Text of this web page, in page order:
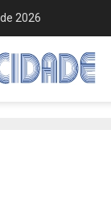
2026